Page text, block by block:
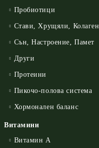
Пробиотици
Стави, Хрущяли, Колаген
Сън, Настроение, Памет
Други
Протеини
Пикочо-полова система
Хормонален баланс
Витамини
Витамин А